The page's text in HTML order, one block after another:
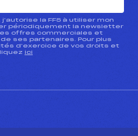
la FFS à utiliser mon
périodiquement la newsletter
offres commerciales et
ses partenaires. Pour plus
d’exercice de vos droits et
ici